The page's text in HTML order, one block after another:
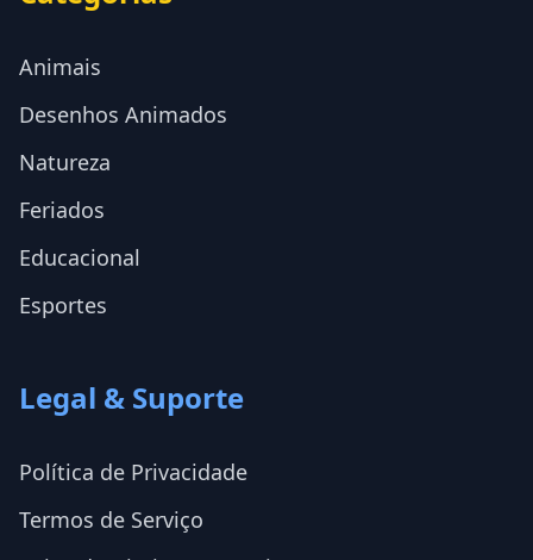
Animais
Desenhos Animados
Natureza
Feriados
Educacional
Esportes
Legal & Suporte
Política de Privacidade
Termos de Serviço